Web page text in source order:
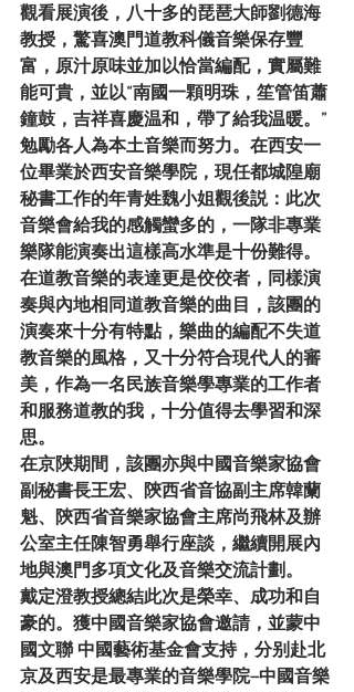
觀看展演後，八十多的琵琶大師劉德海
教授，驚喜澳門道教科儀音樂保存豐
富，原汁原味並加以恰當編配，實屬難
能可貴，並以“南國一顆明珠，笙管笛蕭
鐘鼓，吉祥喜慶温和，帶了給我温暖。”
勉勵各人為本土音樂而努力。在西安一
位畢業於西安音樂學院，現任都城隍廟
秘書工作的年青姓魏小姐觀後説：此次
音樂會給我的感觸蠻多的，一隊非專業
樂隊能演奏出這樣高水準是十份難得。
在道教音樂的表達更是佼佼者，同樣演
奏與內地相同道教音樂的曲目，該團的
演奏來十分有特點，樂曲的編配不失道
教音樂的風格，又十分符合現代人的審
美，作為一名民族音樂學專業的工作者
和服務道教的我，十分值得去學習和深
思。
在京陜期間，該團亦與中國音樂家協會
副秘書長王宏、陝西省音協副主席韓蘭
魁、陝西省音樂家協會主席尚飛林及辦
公室主任陳智勇舉行座談，繼續開展內
地與澳門多項文化及音樂交流計劃。
戴定澄教授總結此次是榮幸、成功和自
豪的。獲中國音樂家協會邀請，並蒙中
國文聯 中國藝術基金會支持，分别赴北
京及西安是最專業的音樂學院–中國音樂